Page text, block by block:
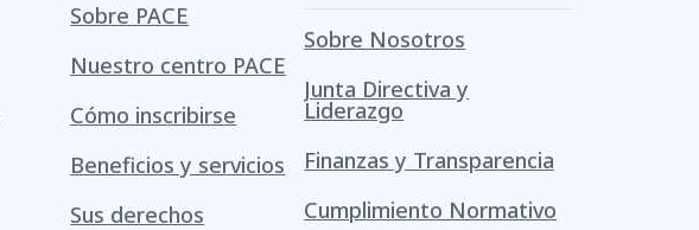
Sobre PACE
Nuestro centro PACE
Cómo inscribirse
Beneficios y servicios
Sus derechos
Sobre Nosotros
Junta Directiva y
Liderazgo
Finanzas y Transparencia
Cumplimiento Normativo